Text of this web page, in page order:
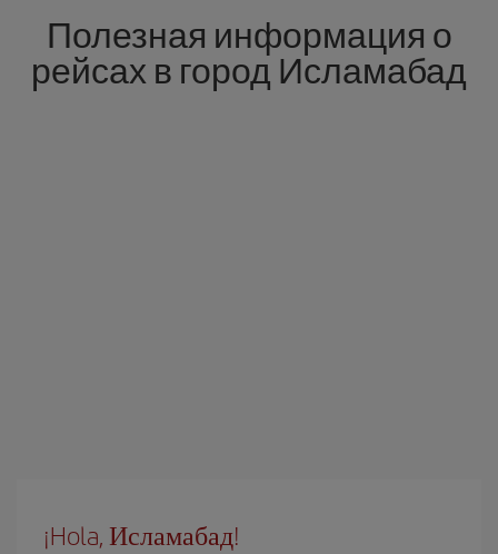
Полезная информация о
рейсах в город Исламабад
¡Hola, Исламабад!